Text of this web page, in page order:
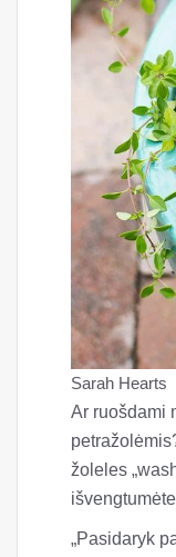
Sarah Hearts
Ar ruošdami
žoleles
„Pasidaryk